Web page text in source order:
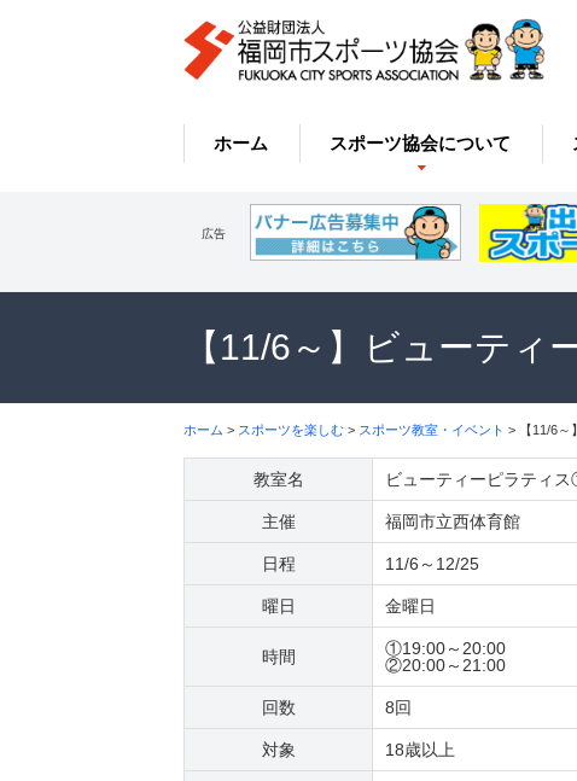
ホーム スポーツ協会について
広告
【11/6～】ビューテ
ホーム > スポーツを楽しむ > スポーツ教室・イベント > 【11/6～
教室名 ビューティーピラティ
主催 福岡市立西体育館
日程 11/6～12/25
曜日 金曜日
時間
①19:00～20:00
②20:00～21:00
回数 8回
対象 18歳以上